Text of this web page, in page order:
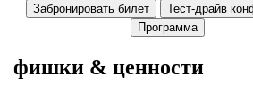
Забронировать билет
Тест-драйв
Программа
фишки & ценности